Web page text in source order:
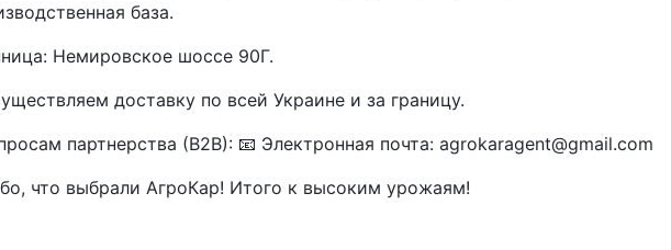
база.
Немировское шоссе 90Г.
доставку по всей Украине и за границу.
партнерства (B2B): 📧 Электронная почта: agrokaragent@gmail.com
что выбрали АгроКар! Итого к высоким урожаям!